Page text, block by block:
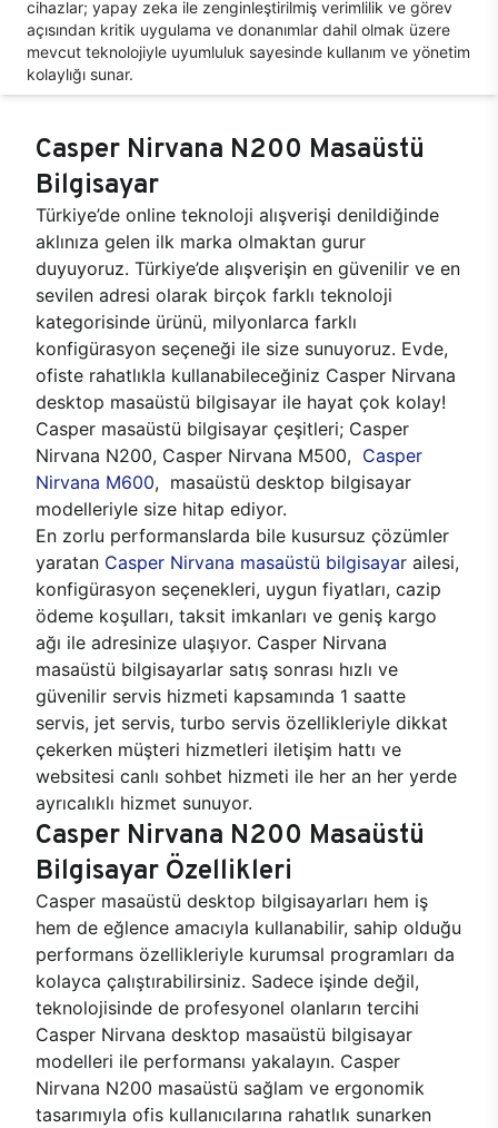
cihazlar; yapay zeka ile zenginleştirilmiş verimlilik ve görev
açısından kritik uygulama ve donanımlar dahil olmak üzere
mevcut teknolojiyle uyumluluk sayesinde kullanım ve yönetim
kolaylığı sunar.
Casper Nirvana N200 Masaüstü
Bilgisayar
Türkiye’de online teknoloji alışverişi denildiğinde
aklınıza gelen ilk marka olmaktan gurur
duyuyoruz. Türkiye’de alışverişin en güvenilir ve en
sevilen adresi olarak birçok farklı teknoloji
kategorisinde ürünü, milyonlarca farklı
konfigürasyon seçeneği ile size sunuyoruz. Evde,
ofiste rahatlıkla kullanabileceğiniz Casper Nirvana
desktop masaüstü bilgisayar ile hayat çok kolay!
Casper masaüstü bilgisayar çeşitleri; Casper
Nirvana N200, Casper Nirvana M500, Casper
Nirvana M600, masaüstü desktop bilgisayar
modelleriyle size hitap ediyor.
En zorlu performanslarda bile kusursuz çözümler
yaratan Casper Nirvana masaüstü bilgisayar ailesi,
konfigürasyon seçenekleri, uygun fiyatları, cazip
ödeme koşulları, taksit imkanları ve geniş kargo
ağı ile adresinize ulaşıyor. Casper Nirvana
masaüstü bilgisayarlar satış sonrası hızlı ve
güvenilir servis hizmeti kapsamında 1 saatte
servis, jet servis, turbo servis özellikleriyle dikkat
çekerken müşteri hizmetleri iletişim hattı ve
websitesi canlı sohbet hizmeti ile her an her yerde
ayrıcalıklı hizmet sunuyor.
Casper Nirvana N200 Masaüstü
Bilgisayar Özellikleri
Casper masaüstü desktop bilgisayarları hem iş
hem de eğlence amacıyla kullanabilir, sahip olduğu
performans özellikleriyle kurumsal programları da
kolayca çalıştırabilirsiniz. Sadece işinde değil,
teknolojisinde de profesyonel olanların tercihi
Casper Nirvana desktop masaüstü bilgisayar
modelleri ile performansı yakalayın. Casper
Nirvana N200 masaüstü sağlam ve ergonomik
tasarımıyla ofis kullanıcılarına rahatlık sunarken